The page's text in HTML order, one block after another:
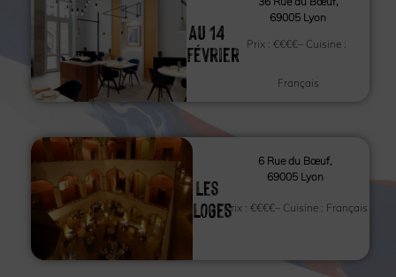
Au 14
février
69005 Lyon
Prix :€€€€– Cuisine :
Français
Les
Loges
6 Rue du Bœuf,
69005 Lyon
Prix : €€€€– Cuisine : Français